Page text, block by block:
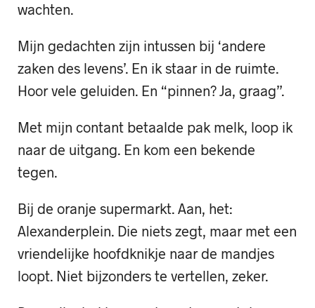
wachten.
Mijn gedachten zijn intussen bij ‘andere
zaken des levens’. En ik staar in de ruimte.
Hoor vele geluiden. En “pinnen? Ja, graag”.
Met mijn contant betaalde pak melk, loop ik
naar de uitgang. En kom een bekende
tegen.
Bij de oranje supermarkt. Aan, het:
Alexanderplein. Die niets zegt, maar met een
vriendelijke hoofdknikje naar de mandjes
loopt. Niet bijzonders te vertellen, zeker.